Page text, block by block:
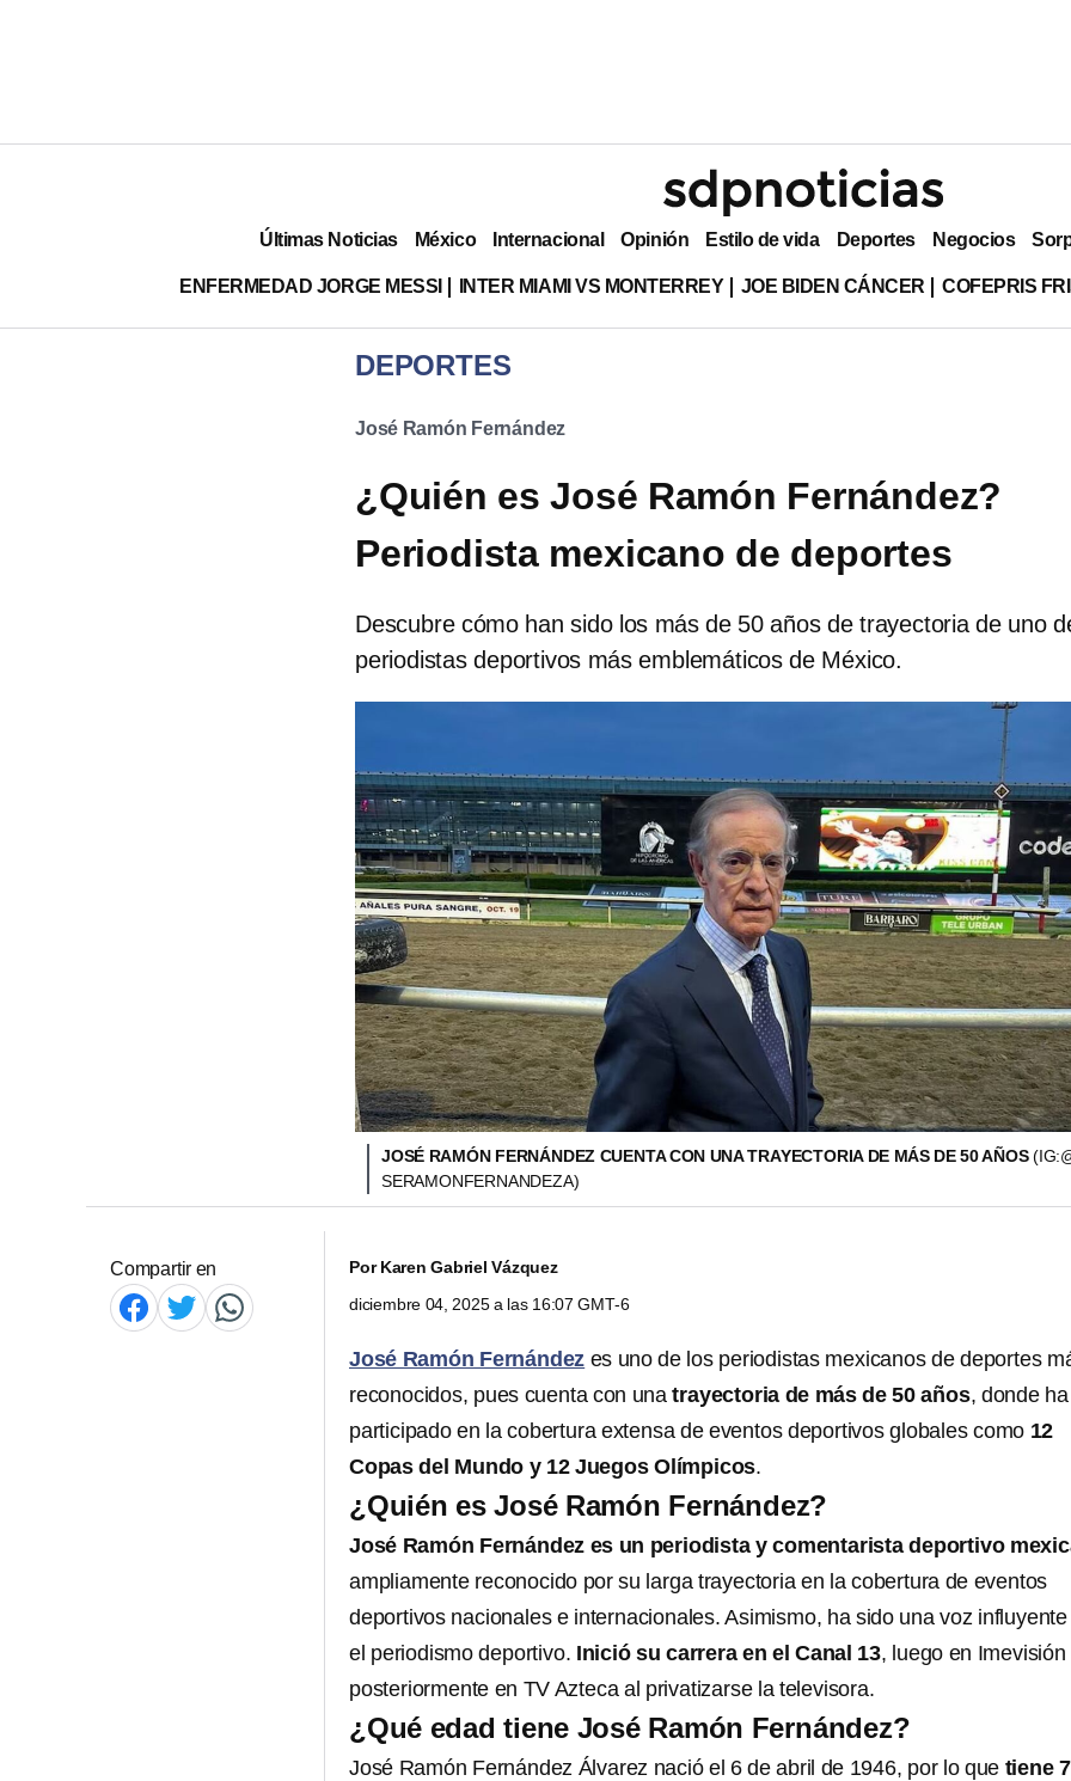
Últimas Noticias México Internacional Opinión Estilo de vida Deportes Negocios
ENFERMEDAD JORGE MESSI INTER MIAMI VS MONTERREY JOE BIDEN CÁNCER COFEPRIS
DEPORTES
José Ramón Fernández
¿Quién es José Ramón Fernández?
Periodista mexicano de deportes
Descubre cómo han sido los más de 50 años de trayectoria de uno
periodistas deportivos más emblemáticos de México.
JOSÉ RAMÓN FERNÁNDEZ CUENTA CON UNA TRAYECTORIA DE MÁS DE 50 AÑOS
SERAMONFERNANDEZA)
Compartir en PorKaren Gabriel Vázquez
diciembre 04, 2025 a las 16:07 GMT-6
José Ramón Fernández es uno de los periodistas mexicanos de deportes
reconocidos, pues cuenta con unatrayectoria de más de 50 años, donde ha
participado en la cobertura extensa de eventos deportivos globales como 12
Copas del Mundo y 12 Juegos Olímpicos.
¿Quién es José Ramón Fernández?
José Ramón Fernández es un periodista y comentarista deportivo
ampliamente reconocido por su larga trayectoria en la cobertura de eventos
deportivos nacionales e internacionales. Asimismo, ha sido una voz
el periodismo deportivo. Inició su carrera en el Canal 13, luego en Imevisión
posteriormente en TV Azteca al privatizarse la televisora.
¿Qué edad tiene José Ramón Fernández?
José Ramón Fernández Álvarez nació el 6 de abril de 1946, por lo que tiene